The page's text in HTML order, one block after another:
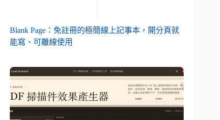
Blank Page：免註冊的極簡線上記事本，開分頁就
能寫、可離線使用